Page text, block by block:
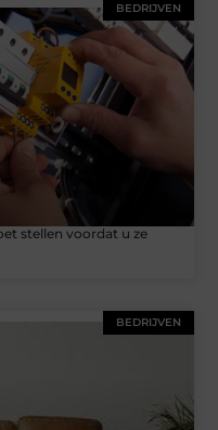
BEDRIJVEN
stellen voordat u ze
BEDRIJVEN